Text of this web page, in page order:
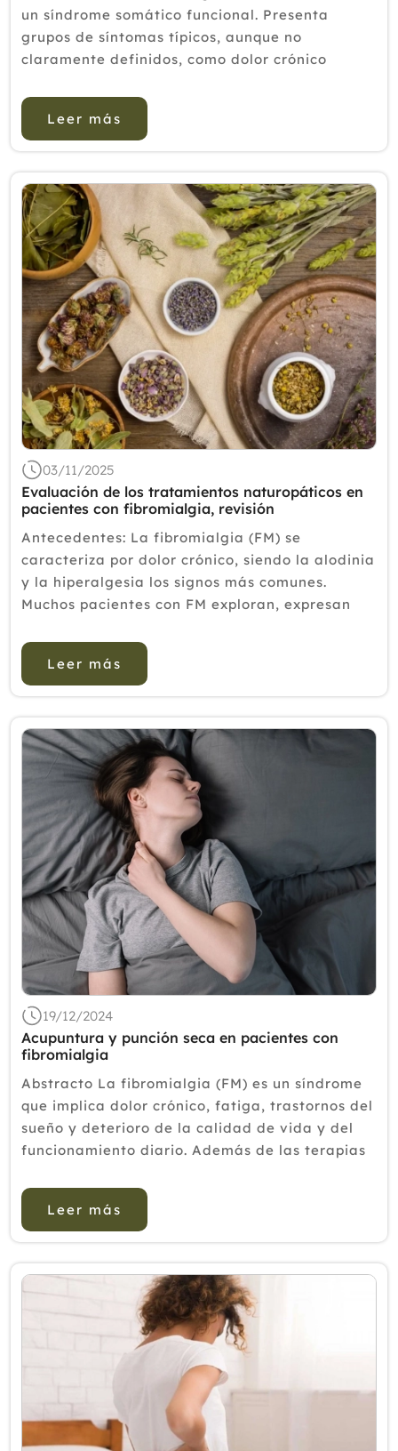
2014
2013
un síndrome somático funcional. Presenta
grupos de síntomas típicos, aunque no
claramente definidos, como dolor crónico
al agotamiento físico o ment...
Leer más
03/11/2025
Evaluación de los tratamientos naturopáticos en
pacientes con fibromialgia, revisión
Antecedentes: La fibromialgia (FM) se
caracteriza por dolor crónico, siendo la alodinia
y la hiperalgesia los signos más comunes.
Muchos pacientes con FM exploran, expresan
alternativa para ayudar a manejar los
síntomas...
Leer más
19/12/2024
Acupuntura y punción seca en pacientes con
fibromialgia
Abstracto La fibromialgia (FM) es un síndrome
que implica dolor crónico, fatiga, trastornos del
sueño y deterioro de la calidad de vida y del
funcionamiento diario. Además de las terapias
acupuntura y la ...
Leer más